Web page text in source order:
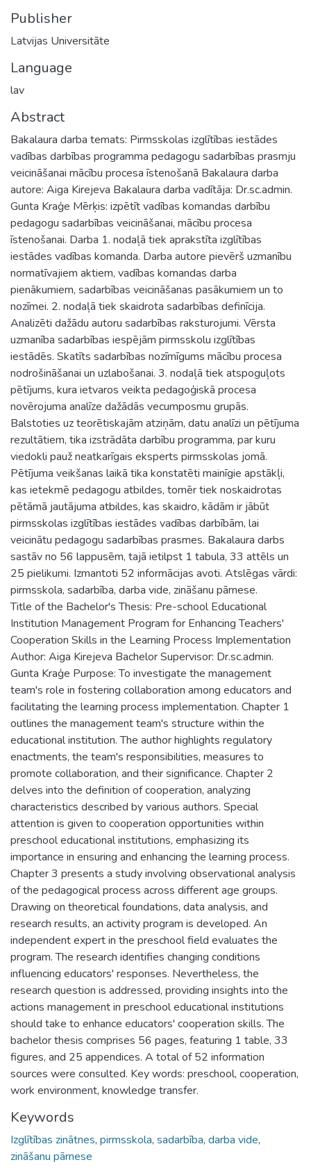
Publisher
Latvijas Universitāte
Language
lav
Abstract
Bakalaura darba temats: Pirmsskolas izglītības iestādes
vadības darbības programma pedagogu sadarbības prasmju
veicināšanai mācību procesa īstenošanā Bakalaura darba
autore: Aiga Kirejeva Bakalaura darba vadītāja: Dr.sc.admin.
Gunta Kraģe Mērķis: izpētīt vadības komandas darbību
pedagogu sadarbības veicināšanai, mācību procesa
īstenošanai. Darba 1. nodaļā tiek aprakstīta izglītības
iestādes vadības komanda. Darba autore pievērš uzmanību
normatīvajiem aktiem, vadības komandas darba
pienākumiem, sadarbības veicināšanas pasākumiem un to
nozīmei. 2. nodaļā tiek skaidrota sadarbības definīcija.
Analizēti dažādu autoru sadarbības raksturojumi. Vērsta
uzmanība sadarbības iespējām pirmsskolu izglītības
iestādēs. Skatīts sadarbības nozīmīgums mācību procesa
nodrošināšanai un uzlabošanai. 3. nodaļā tiek atspoguļots
pētījums, kura ietvaros veikta pedagoģiskā procesa
novērojuma analīze dažādās vecumposmu grupās.
Balstoties uz teorētiskajām atziņām, datu analīzi un pētījuma
rezultātiem, tika izstrādāta darbību programma, par kuru
viedokli pauž neatkarīgais eksperts pirmsskolas jomā.
Pētījuma veikšanas laikā tika konstatēti mainīgie apstākļi,
kas ietekmē pedagogu atbildes, tomēr tiek noskaidrotas
pētāmā jautājuma atbildes, kas skaidro, kādām ir jābūt
pirmsskolas izglītības iestādes vadības darbībām, lai
veicinātu pedagogu sadarbības prasmes. Bakalaura darbs
sastāv no 56 lappusēm, tajā ietilpst 1 tabula, 33 attēls un
25 pielikumi. Izmantoti 52 informācijas avoti. Atslēgas vārdi:
pirmsskola, sadarbība, darba vide, zināšanu pārnese.
Title of the Bachelor's Thesis: Pre-school Educational
Institution Management Program for Enhancing Teachers'
Cooperation Skills in the Learning Process Implementation
Author: Aiga Kirejeva Bachelor Supervisor: Dr.sc.admin.
Gunta Kraģe Purpose: To investigate the management
team's role in fostering collaboration among educators and
facilitating the learning process implementation. Chapter 1
outlines the management team's structure within the
educational institution. The author highlights regulatory
enactments, the team's responsibilities, measures to
promote collaboration, and their significance. Chapter 2
delves into the definition of cooperation, analyzing
characteristics described by various authors. Special
attention is given to cooperation opportunities within
preschool educational institutions, emphasizing its
importance in ensuring and enhancing the learning process.
Chapter 3 presents a study involving observational analysis
of the pedagogical process across different age groups.
Drawing on theoretical foundations, data analysis, and
research results, an activity program is developed. An
independent expert in the preschool field evaluates the
program. The research identifies changing conditions
influencing educators' responses. Nevertheless, the
research question is addressed, providing insights into the
actions management in preschool educational institutions
should take to enhance educators' cooperation skills. The
bachelor thesis comprises 56 pages, featuring 1 table, 33
figures, and 25 appendices. A total of 52 information
sources were consulted. Key words: preschool, cooperation,
work environment, knowledge transfer.
Keywords
Izglītības zinātnes, pirmsskola, sadarbība, darba vide,
zināšanu pārnese